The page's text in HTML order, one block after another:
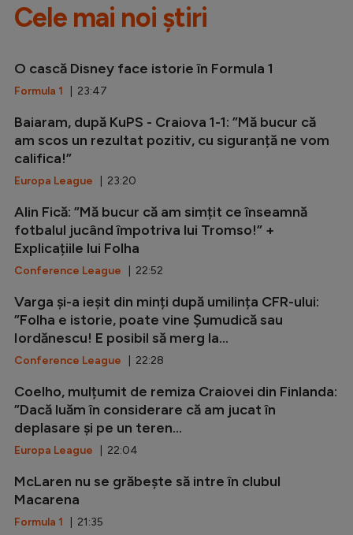
Cele mai noi știri
O cască Disney face istorie în Formula 1
Formula 1 | 23:47
Baiaram, după KuPS - Craiova 1-1: ”Mă bucur că
am scos un rezultat pozitiv, cu siguranță ne vom
califica!”
Europa League | 23:20
Alin Fică: ”Mă bucur că am simțit ce înseamnă
fotbalul jucând împotriva lui Tromso!” +
Explicațiile lui Folha
Conference League | 22:52
Varga și-a ieșit din minți după umilința CFR-ului:
”Folha e istorie, poate vine Șumudică sau
Iordănescu! E posibil să merg la...
Conference League | 22:28
Coelho, mulțumit de remiza Craiovei din Finlanda:
”Dacă luăm în considerare că am jucat în
deplasare și pe un teren...
Europa League | 22:04
McLaren nu se grăbește să intre în clubul
Macarena
Formula 1 | 21:35